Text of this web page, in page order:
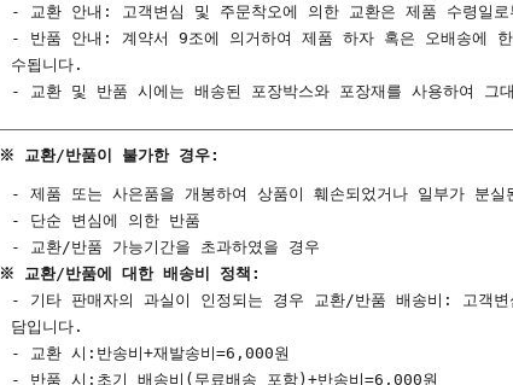
- 교환 안내: 고객변심 및 주문착오에 의한 교환은 제품 수령일
- 반품 안내: 계약서 9조에 의거하여 제품 하자 혹은 오배송에
수됩니다.
- 교환 및 반품 시에는 배송된 포장박스와 포장재를 사용하여 그
※ 교환/반품이 불가한 경우:
- 제품 또는 사은품을 개봉하여 상품이 훼손되었거나 일부가 분실
- 단순 변심에 의한 반품
- 교환/반품 가능기간을 초과하였을 경우
※ 교환/반품에 대한 배송비 정책:
- 기타 판매자의 과실이 인정되는 경우 교환/반품 배송비: 고객
담입니다.
- 교환 시:반송비+재발송비=6,000원
- 반품 시:초기 배송비(무료배송 포함)+반송비=6,000원